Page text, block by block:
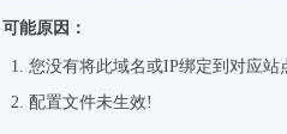
可能原因：
您没有将此域名或IP绑定到对应站
配置文件未生效!